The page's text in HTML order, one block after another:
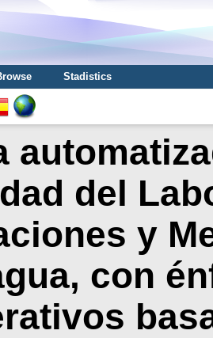
Stadistics
del
y
con